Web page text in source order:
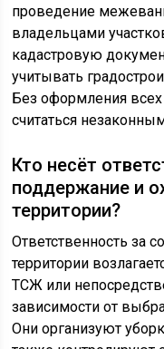
проведение
владельцами
кадастровую
учитывать
Без оформления
считаться
Кто несёт
поддержание и
территории?
Ответственность за
территории
ТСЖ или
зависимости от
Они организуют